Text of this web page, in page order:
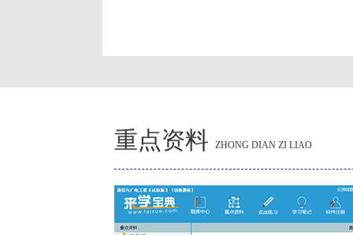
重点资料 ZHONG DIAN ZI LIAO